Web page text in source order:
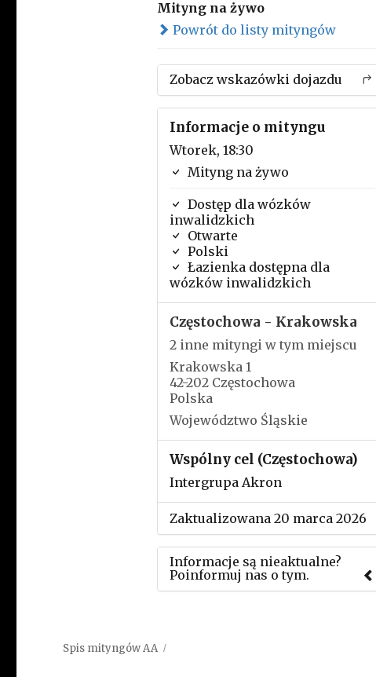
Mityng na żywo
Powrót do listy mityngów
Zobacz wskazówki dojazdu
Informacje o mityngu
Wtorek, 18:30
Mityng na żywo
Dostęp dla wózków
inwalidzkich
Otwarte
Polski
Łazienka dostępna dla
wózków inwalidzkich
Częstochowa - Krakowska
2 inne mityngi w tym miejscu
Krakowska 1
42-202 Częstochowa
Polska
Województwo Śląskie
Wspólny cel (Częstochowa)
Intergrupa Akron
Zaktualizowana 20 marca 2026
Informacje są nieaktualne?
Poinformuj nas o tym.
Spis mityngów AA